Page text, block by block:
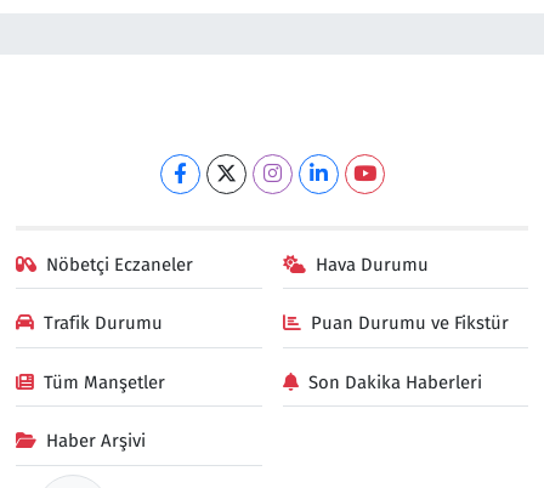
Nöbetçi Eczaneler Hava Durumu
Trafik Durumu Puan Durumu ve Fikstür
Tüm Manşetler Son Dakika Haberleri
Haber Arşivi